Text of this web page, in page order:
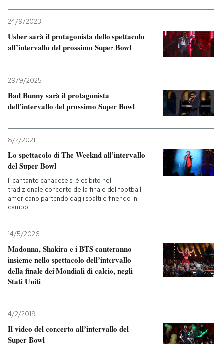
24/9/2023
Usher sarà il protagonista dello spettacolo
all’intervallo del prossimo Super Bowl
29/9/2025
Bad Bunny sarà il protagonista
dell’intervallo del prossimo Super Bowl
8/2/2021
Lo spettacolo di The Weeknd all’intervallo
del Super Bowl
Il cantante canadese si è esibito nel
tradizionale concerto della finale del football
americano partendo dagli spalti e finendo in
campo
14/5/2026
Madonna, Shakira e i BTS canteranno
insieme nello spettacolo dell’intervallo
della finale dei Mondiali di calcio, negli
Stati Uniti
4/2/2019
Il video del concerto all’intervallo del
Super Bowl